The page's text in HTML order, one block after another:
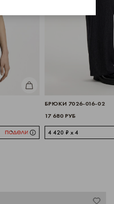
БРЮКИ 7026-016-02
4 420 ₽ x 4